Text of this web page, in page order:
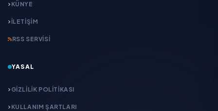
KÜNYE
İLETIŞIM
RSS SERVISI
YASAL
GIZLILIK POLITIKASI
KULLANIM ŞARTLARI